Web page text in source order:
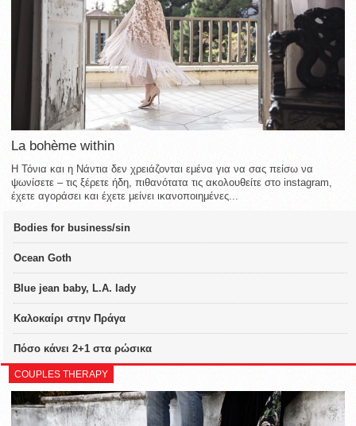
La bohème within
Η Τόνια και η Νάντια δεν χρειάζονται εμένα για να σας πείσω να
ψωνίσετε – τις ξέρετε ήδη, πιθανότατα τις ακολουθείτε στο instagram,
έχετε αγοράσει και έχετε μείνει ικανοποιημένες...
Bodies for business/sin
Ocean Goth
Blue jean baby, L.A. lady
Καλοκαίρι στην Πράγα
Πόσο κάνει 2+1 στα ρώσικα
COUPLES THERAPY